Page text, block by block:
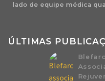
lado de equipe médica
ÚLTIMAS